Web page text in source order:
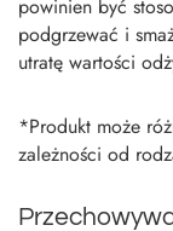
powinien być
podgrzewać i
utratę wartości
*Produkt może
zależności od